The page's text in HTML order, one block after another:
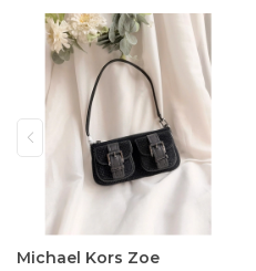
Michael Kors Zoe